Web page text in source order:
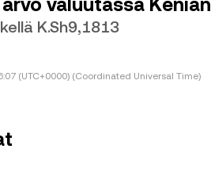
valuutassa
K.Sh9,1813
(UTC+0000) (Coordinated Universal Time)